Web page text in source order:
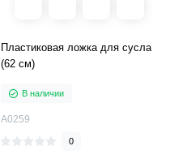
Пластиковая ложка для сусла
(62 см)
В наличии
A0259
0